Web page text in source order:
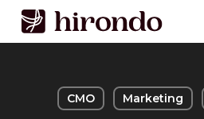
Skip
CMO Marketing